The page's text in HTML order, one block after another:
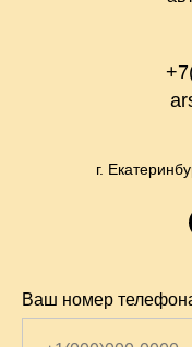
г.
Ваш номер